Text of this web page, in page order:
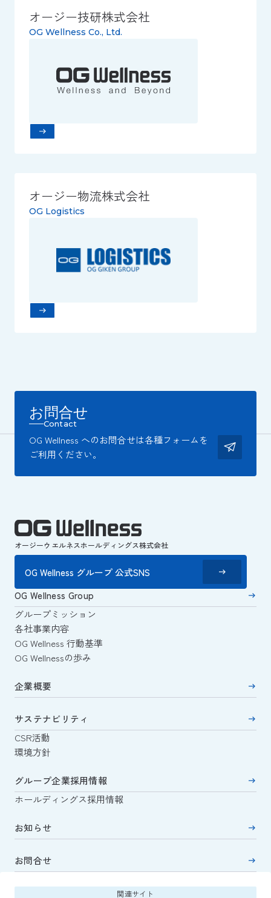
オージー技研株式会社
OG Wellness Co., Ltd.
オージー物流株式会社
OG Logistics
お問合せ
Contact
OG Wellness へのお問合せは各種フォームを
ご利用ください。
オージーウエルネスホールディングス株式会社
OG Wellness グループ 公式SNS
OG Wellness Group
グループミッション
各社事業内容
OG Wellness 行動基準
OG Wellnessの歩み
企業概要
サステナビリティ
CSR活動
環境方針
グループ企業採用情報
ホールディングス採用情報
お知らせ
お問合せ
関連サイト